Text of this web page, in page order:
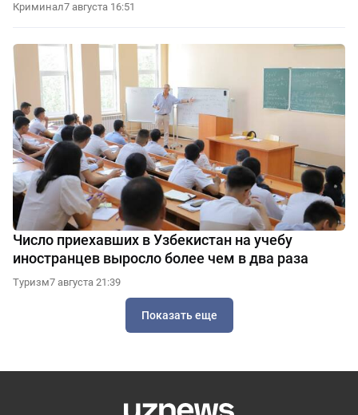
Криминал7 августа 16:51
Число приехавших в Узбекистан на учебу
иностранцев выросло более чем в два раза
Туризм7 августа 21:39
Показать еще